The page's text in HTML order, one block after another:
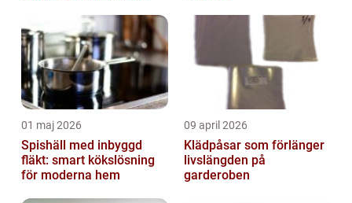
01 maj 2026
Spishäll med inbyggd
fläkt: smart kökslösning
för moderna hem
09 april 2026
Klädpåsar som förlänger
livslängden på
garderoben